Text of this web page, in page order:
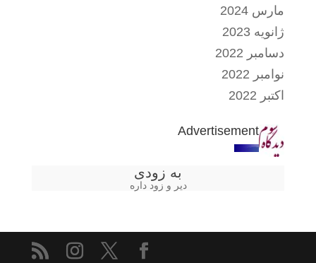
مارس 2024
ژانویه 2023
دسامبر 2022
نوامبر 2022
اکتبر 2022
Advertisement
به زودی
دیر و زود داره